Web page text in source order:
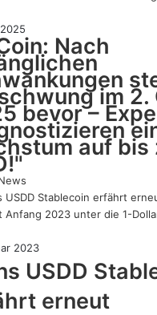
Nach
im 2.
bevor –
auf bis
2023
USDD
erneut